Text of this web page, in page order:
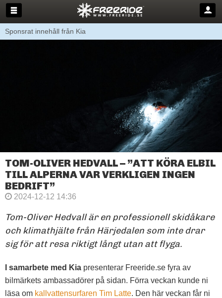
Sponsrat innehåll från Kia
TOM-OLIVER HEDVALL – ”ATT KÖRA ELBIL
TILL ALPERNA VAR VERKLIGEN INGEN
BEDRIFT”
2024-12-12 14:36
Tom-Oliver Hedvall är en professionell skidåkare
och klimathjälte från Härjedalen som inte drar
sig för att resa riktigt långt utan att flyga.
I samarbete med Kia presenterar Freeride.se fyra av
bilmärkets ambassadörer på sidan. Förra veckan kunde ni
läsa om kallvattensurfaren Tim Latte. Den här veckan får ni